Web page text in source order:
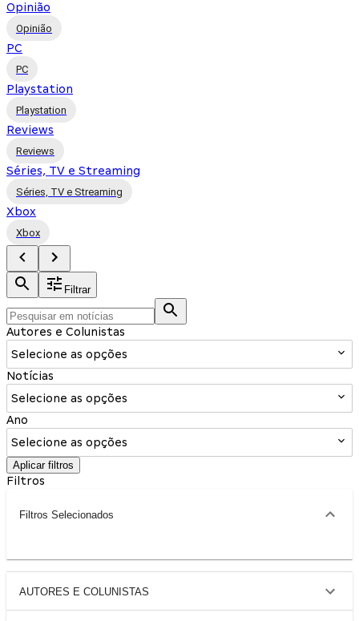
Opinião
Opinião
PC
PC
Playstation
Playstation
Reviews
Reviews
Séries, TV e Streaming
Séries, TV e Streaming
Xbox
Xbox
Filtrar
Autores e Colunistas
Selecione as opções
Notícias
Selecione as opções
Ano
Selecione as opções
Aplicar filtros
Filtros
Filtros Selecionados
AUTORES E COLUNISTAS